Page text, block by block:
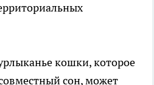
кошки, которое
сон, может